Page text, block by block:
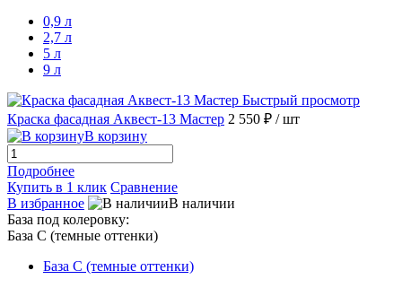
0,9 л
2,7 л
5 л
9 л
Быстрый просмотр
Краска фасадная Аквест-13 Мастер 2 550 ₽ / шт
В корзину
Подробнее
Купить в 1 клик Сравнение
В избранное
В наличии
База под колеровку:
База С (темные оттенки)
База С (темные оттенки)